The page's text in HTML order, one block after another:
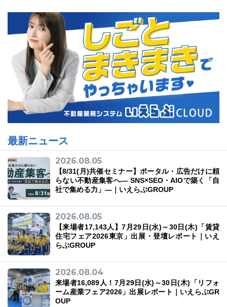
最新ニュース
2026.08.05
【8/31(月)共催セミナー】ポータル・広告だけに頼
らない不動産集客へ― SNS×SEO・AIOで築く「自
社で集める力」―｜いえらぶGROUP
2026.08.05
【来場者17,143人】7月29日(水)～30日(木)「賃貸
住宅フェア2026東京」出展・登壇レポート｜いえ
らぶGROUP
2026.08.04
来場者16,089人！7月29日(水)～30日(木)「リフォ
ーム産業フェア2026」出展レポート｜いえらぶGR
OUP